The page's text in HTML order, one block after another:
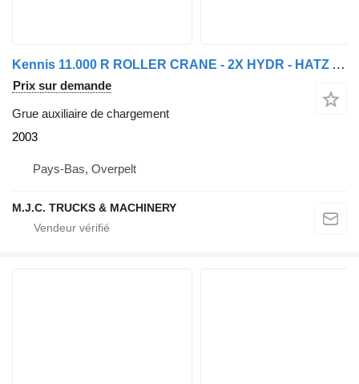
Kennis 11.000 R ROLLER CRANE - 2X HYDR - HATZ AUX ENGINE
Prix sur demande
Grue auxiliaire de chargement
2003
Pays-Bas, Overpelt
M.J.C. TRUCKS & MACHINERY